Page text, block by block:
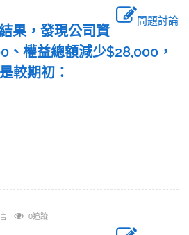
問題討論
果，發現公司資
、權益總額減少$28,000，
較期初：
0追蹤